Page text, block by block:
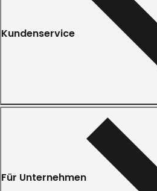
Kundenservice
Für Unternehmen